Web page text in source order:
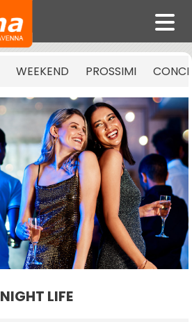
WEEKEND PROSSIMI
NIGHT LIFE